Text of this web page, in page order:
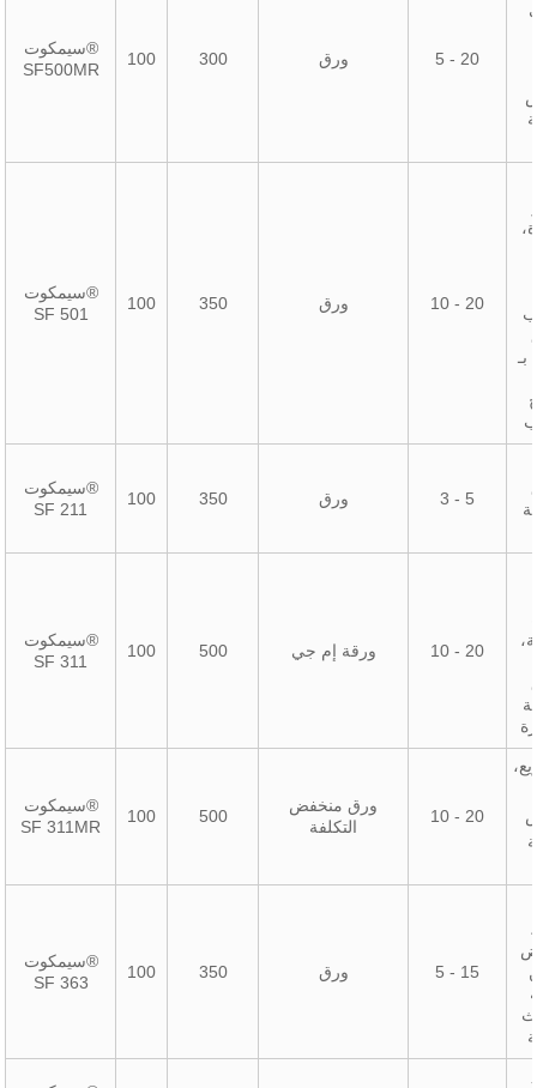
سيمكوت®
SF500MR
100 300 ورق 5 - 20
سيمكوت®
SF 501
100 350 ورق 10 - 20
سيمكوت®
SF 211
100 350 ورق 3 - 5
سيمكوت®
SF 311
100 500 ورقة إم جي 10 - 20
سيمكوت®
SF 311MR
100 500
ورق منخفض
التكلفة
10 - 20
سيمكوت®
SF 363
100 350 ورق 5 - 15